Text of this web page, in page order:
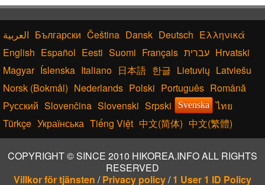
Български Čeština Dansk Deutsch Ελληνικά
English Español Eesti Suomi Français עברית Hrvatski
Magyar Íslenska Italiano 日本語 한글 Lietuvių Latviešu
Norsk (Bokmål) Nederlands Polski Português Română
Русский Slovenčina Slovenski Srpski Svenska
ไทย
Türkçe Українська Tiếng Việt 中文(简体) 中文(繁體)
COPYRIGHT © SINCE 2010 HIKOREA.INFO ALL RIGHTS
RESERVED
Villkor för tjänsten /Privacy policy/1 User 1 ID Policy